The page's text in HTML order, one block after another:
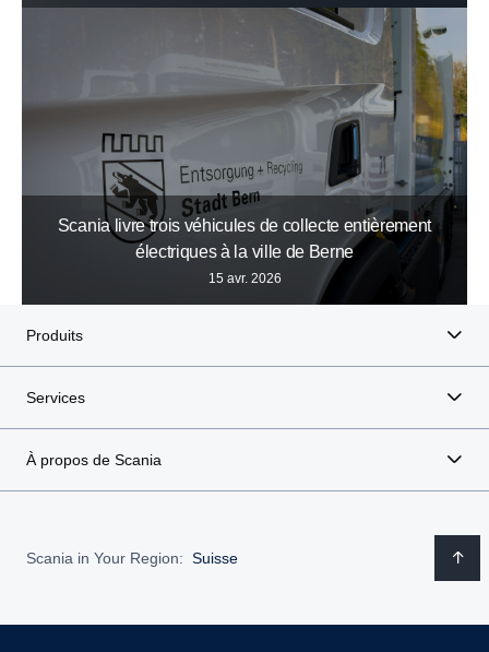
Scania livre trois véhicules de collecte entièrement
électriques à la ville de Berne
15 avr. 2026
Produits
Services
À propos de Scania
Scania in Your Region: Suisse